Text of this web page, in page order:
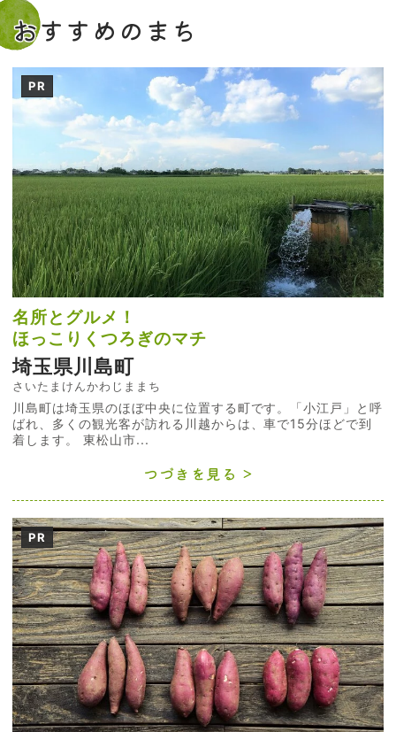
おすすめのまち
PR
名所とグルメ！
ほっこりくつろぎのマチ
埼玉県川島町
さいたまけんかわじままち
川島町は埼玉県のほぼ中央に位置する町です。「小江戸」と呼
ばれ、多くの観光客が訪れる川越からは、車で15分ほどで到
着します。 東松山市...
つづきを見る
PR